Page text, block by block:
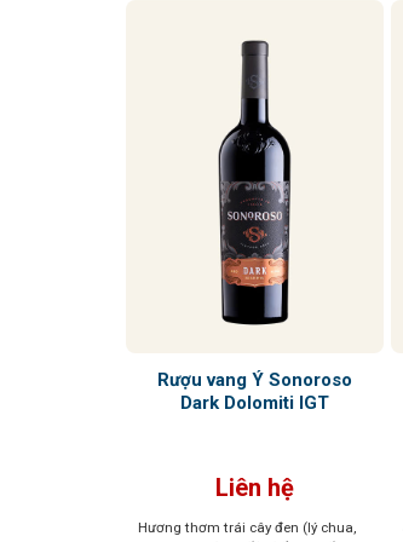
Rượu vang Ý Sonoroso
Dark Dolomiti IGT
Liên hệ
Hương thơm trái cây đen (lý chua,